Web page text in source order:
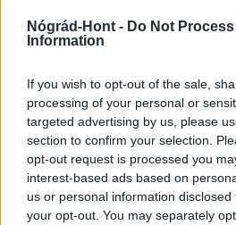
Nógrád-Hont - Do Not
Information
If you wish to opt-out of the sale,
processing of your personal or
targeted advertising by us, please
section to confirm your selection.
opt-out request is processed you
interest-based ads based on
us or personal information
your opt-out. You may separately
autópálya útépítés M1-es autópálya Bicske
M1 bővítés: már zajlik a
csomópont építése
Tizenegy meglévő csomópontot
különszintű csomópontot hoz létre az
bővítésénél.